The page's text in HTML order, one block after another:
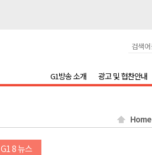
G1방송 소개 광고 및 협찬안내
Home
G1 8 뉴스